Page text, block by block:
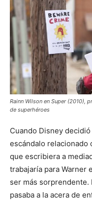
Rainn Wilson en Super (2010),
de superhéroes
Cuando Disney
escándalo relacionado
que escribiera a
trabajaría para Warner
ser más sorprendente.
pasaba a la acera de